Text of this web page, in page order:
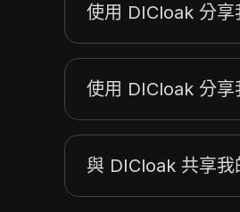
使用 DICloak 分享
使用 DICloak 分享
與 DICloak 共享我